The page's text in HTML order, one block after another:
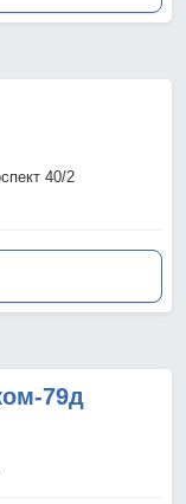
40/2
79д